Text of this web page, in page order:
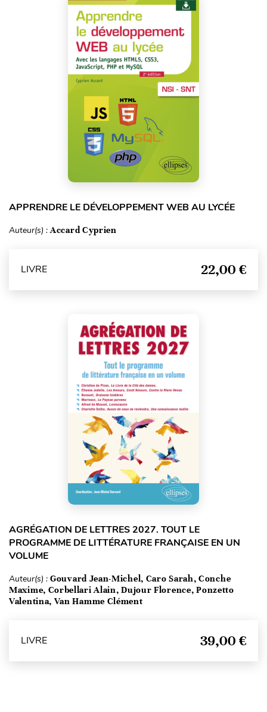
APPRENDRE LE DÉVELOPPEMENT WEB AU LYCÉE
Auteur(s) :Accard Cyprien
LIVRE 22,00 €
AGRÉGATION DE LETTRES 2027. TOUT LE
PROGRAMME DE LITTÉRATURE FRANÇAISE EN UN
VOLUME
Auteur(s) : Gouvard Jean-Michel, Caro Sarah, Conche
Maxime, Corbellari Alain, Dujour Florence, Ponzetto
Valentina, Van Hamme Clément
LIVRE 39,00 €